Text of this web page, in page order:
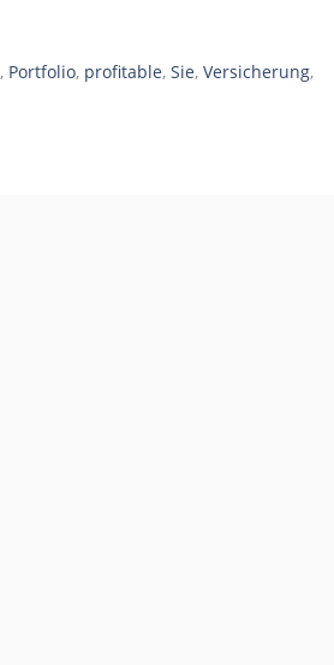
, Portfolio, profitable,Sie,Versicherung,